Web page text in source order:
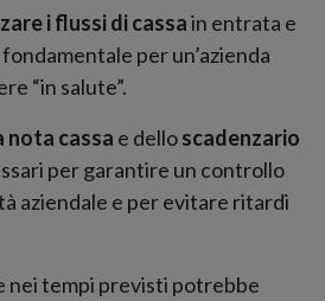
i flussi di cassain entrata e
per un’azienda
“in salute”.
nota cassa e delloscadenzario
per garantire un controllo
aziendale e per evitare ritardi
nei tempi previsti potrebbe